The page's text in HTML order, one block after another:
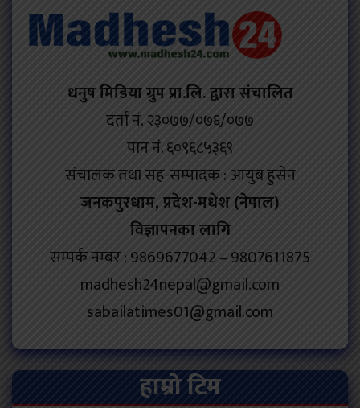
धनुष मिडिया ग्रुप प्रा.लि. द्वारा संचालित
दर्ता नं. २३०७७/०७६/०७७
पान नं. ६०९६८५३६९
संचालक तथा सह-सम्पादक : आयुब हुसेन
जनकपुरधाम, प्रदेश-मधेश (नेपाल)
विज्ञापनका लागि
सम्पर्क नम्बर : 9869677042 – 9807611875
madhesh24nepal@gmail.com
sabailatimes01@gmail.com
हाम्रो टिम